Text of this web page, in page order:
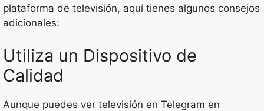
plataforma de televisión, aquí tienes algunos consejos
adicionales:
Utiliza un Dispositivo de
Calidad
Aunque puedes ver televisión en Telegram en